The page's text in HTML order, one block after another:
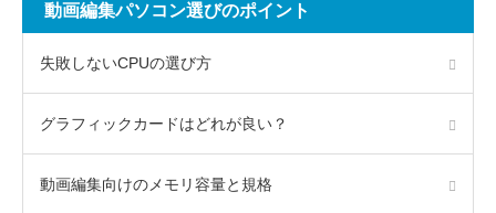
動画編集パソコン選びのポイント
失敗しないCPUの選び方
グラフィックカードはどれが良い？
動画編集向けのメモリ容量と規格